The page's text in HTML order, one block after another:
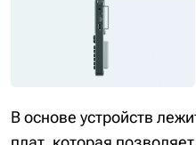
В основе устройств